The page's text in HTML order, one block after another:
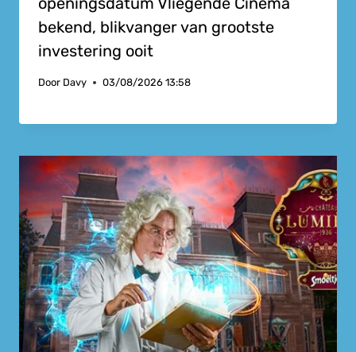
bekend, blikvanger van grootste
investering ooit
Door Davy 03/08/2026 13:58